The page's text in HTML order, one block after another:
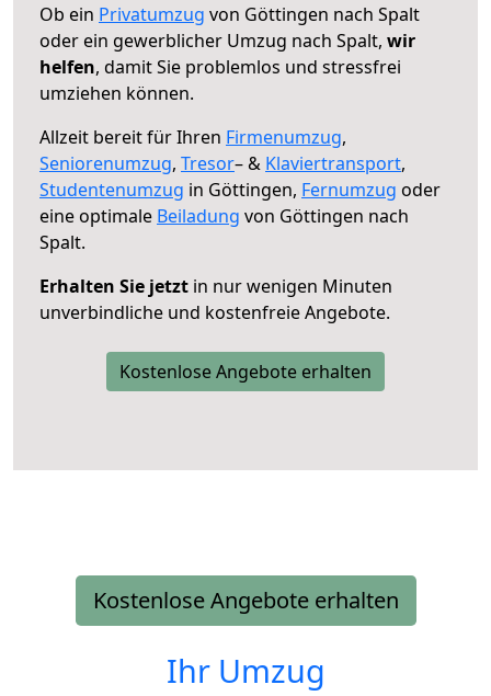
Ob ein Privatumzug von Göttingen nach Spalt
oder ein gewerblicher Umzug nach Spalt, wir
helfen, damit Sie problemlos und stressfrei
umziehen können.
Allzeit bereit für Ihren Firmenumzug,
Seniorenumzug, Tresor– & Klaviertransport,
Studentenumzug in Göttingen, Fernumzug oder
eine optimale Beiladung von Göttingen nach
Spalt.
Erhalten Sie jetzt in nur wenigen Minuten
unverbindliche und kostenfreie Angebote.
Kostenlose Angebote erhalten
Kostenlose Angebote erhalten
Ihr Umzug